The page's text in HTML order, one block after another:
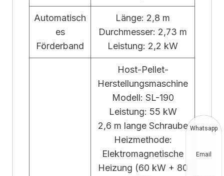
Automatisch
es
Förderband
Länge: 2,8 m
Durchmesser: 2,73 m
Leistung: 2,2 kW
Host-Pellet-
Herstellungsmaschine
Modell: SL-190
Leistung: 55 kW
2,6 m lange Schraube
Heizmethode:
Elektromagnetische
Heizung (60 kW + 80
Whatsapp
Email